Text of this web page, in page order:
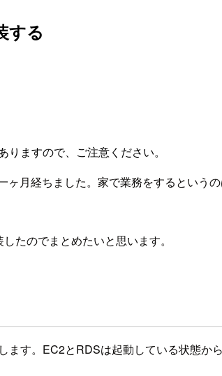
する
ますので、ご注意ください。
月経ちました。家で業務をするという
たのでまとめたいと思います。
す。EC2とRDSは起動している状態から